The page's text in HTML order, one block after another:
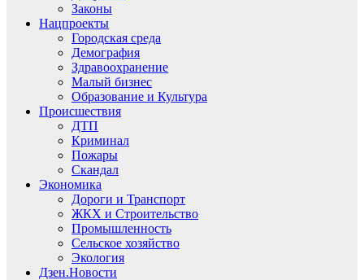
Законы
Нацпроекты
Городская среда
Демография
Здравоохранение
Малый бизнес
Образование и Культура
Происшествия
ДТП
Криминал
Пожары
Скандал
Экономика
Дороги и Транспорт
ЖКХ и Строительство
Промышленность
Сельское хозяйство
Экология
Дзен.Новости